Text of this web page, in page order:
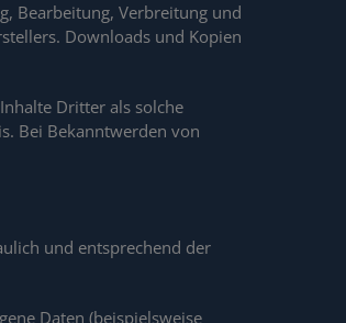
Bearbeitung, Verbreitung und
Downloads und Kopien
Dritter als solche
Bei Bekanntwerden von
und entsprechend der
Daten (beispielsweise